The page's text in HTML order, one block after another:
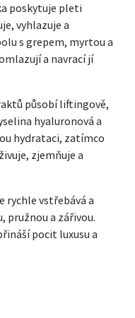
poskytuje pleti
vyhlazuje a
s grepem, myrtou a
a navrací jí
působí liftingově,
hyaluronová a
hydrataci, zatímco
zjemňuje a
rychle vstřebává a
pružnou a zářivou.
pocit luxusu a